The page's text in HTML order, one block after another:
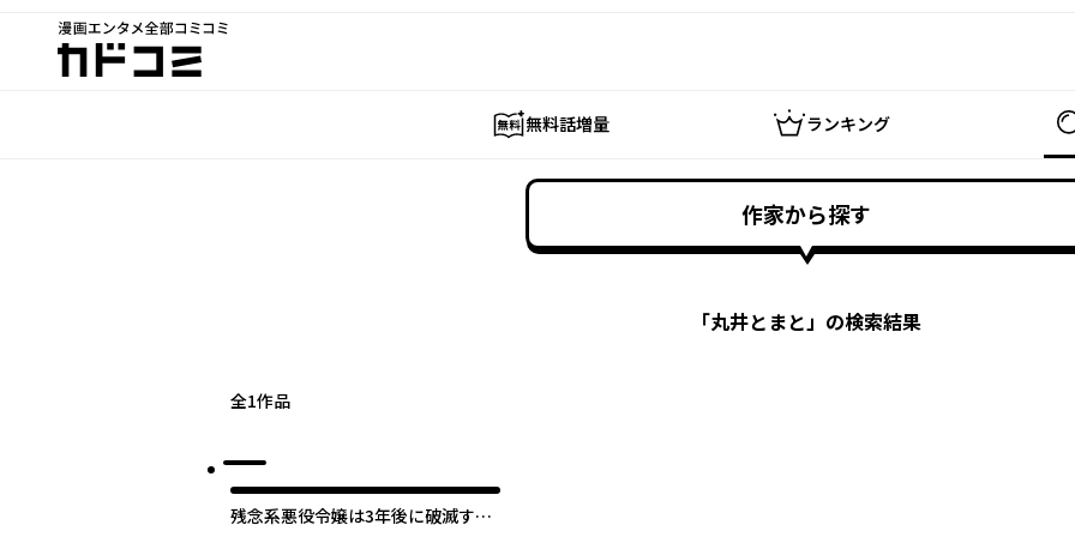
漫画エンタメ全部コミコミ
カドコミ
無料話増量 ランキング
作家から探す
「丸井とまと」の検索結果
全1作品
残念系悪役令嬢は3年後に破滅する